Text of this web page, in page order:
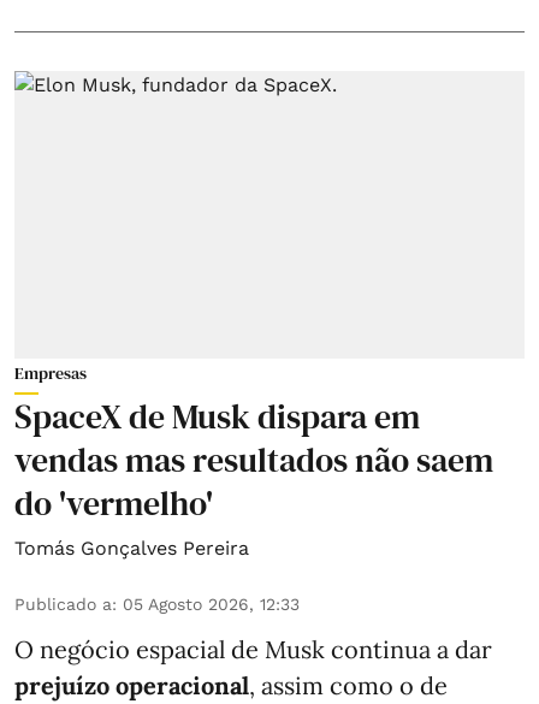
Empresas
SpaceX de Musk dispara em
vendas mas resultados não saem
do 'vermelho'
Tomás Gonçalves Pereira
Publicado a: 05 Agosto 2026, 12:33
O negócio espacial de Musk continua a dar
prejuízo operacional, assim como o de